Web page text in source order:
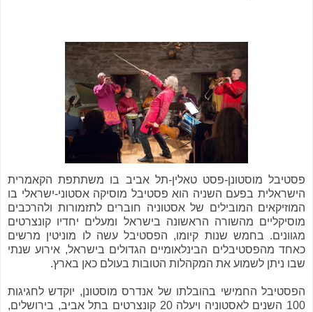
פסטיבל מוסטונן-פסט טאלין-תל אביב בו משתתפת הקאמרית
הישראלית בפעם השניה הוא פסטיבל מוסיקה אסטוני-ישראלי בו
המוזיקאים המובילים של אסטוניה חוברים לתזמורות ולהרכבים
מוסיקליים מהשורה הראשונה בישראל ומעלים יחדיו קונצרטים
מגוונים. בחמש שנות קיומו, הפסטיבל עשה לו מוניטין מרשים
כאחד מהפסטיבלים הבינלאומיים הגדולים בישראל, אירוע שנתי
שבו ניתן לשמוע את המקהלות הטובות בעולם כאן בארץ.
הפסטיבל החמישי בהובלתו של אנדרס מוסטונן, יוקדש לחגיגות
100 השנים לאסטוניה ויעלה 20 קונצרטים בתל אביב, בירושלים,